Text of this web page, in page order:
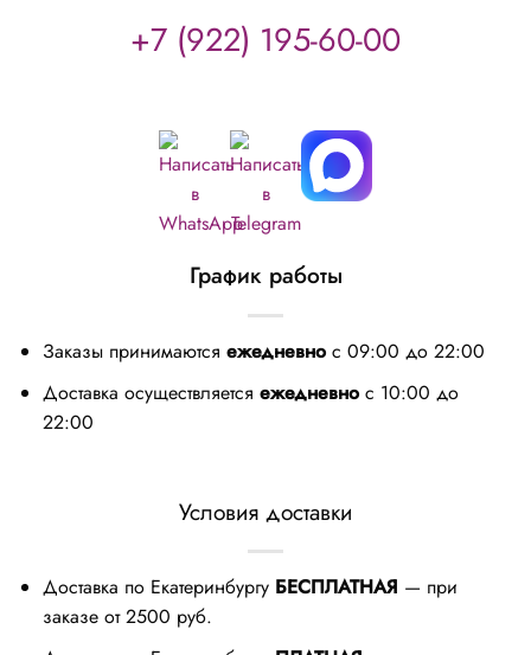
+7 (922) 195-60-00
График работы
Заказы принимаются ежедневнос 09:00 до 22:00
Доставка осуществляется ежедневнос 10:00 до
22:00
Условия доставки
Доставка по Екатеринбургу БЕСПЛАТНАЯ — при
заказе от 2500 руб.